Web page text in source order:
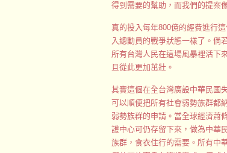
得到需要的幫助，而我們的提案
真的投入每年800億的經費進行
入總動員的戰爭狀態一樣了。倘
所有台灣人民在這場風暴裡活下
且從此更加茁壯。
其實這個在全台灣廣設中華民國
可以順便把所有社會弱勢族群
弱勢族群的申請。當全球經濟蕭
護中心可仍存留下來，做為中華
族群，食衣住行的需要。所有中